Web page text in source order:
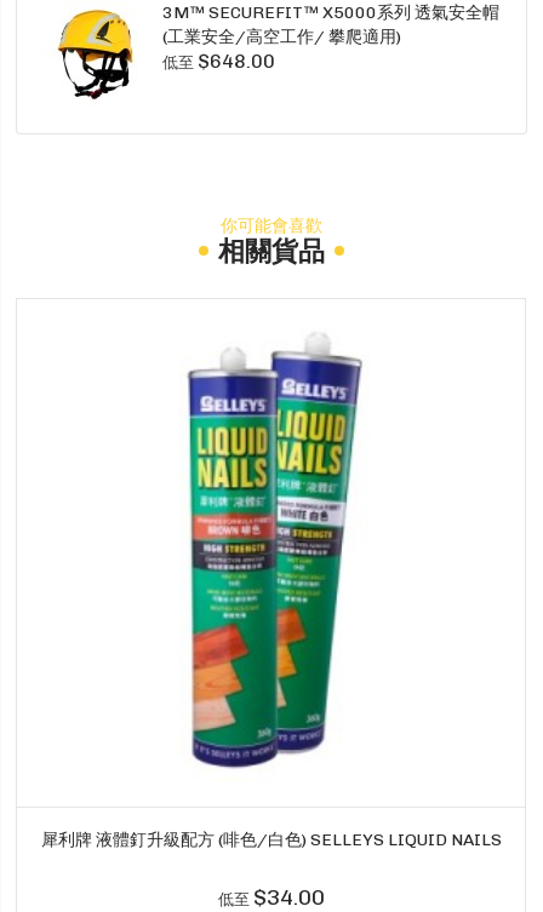
3M™ SECUREFIT™ X5000系列 透氣安全帽
(工業安全/高空工作/ 攀爬適用)
低至 $648.00
你可能會喜歡
相關貨品
犀利牌 液體釘升級配方 (啡色/白色) SELLEYS LIQUID NAILS
低至 $34.00